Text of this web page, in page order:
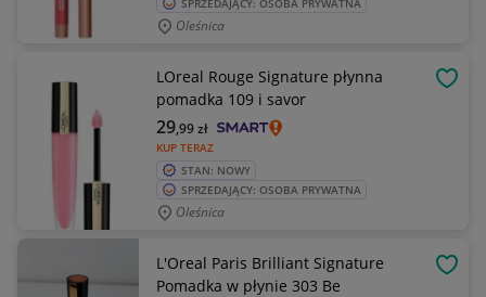
SPRZEDAJĄCY: OSOBA PRYWATNA
Oleśnica
LOreal Rouge Signature płynna
pomadka 109 i savor
KUP TERAZ
29,99zł
STAN: NOWY
SPRZEDAJĄCY: OSOBA PRYWATNA
Oleśnica
L'Oreal Paris Brilliant Signature
Pomadka w płynie 303 Be